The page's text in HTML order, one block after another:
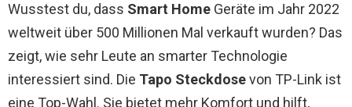
Wusstest du, dass Smart Home Geräte im Jahr 2022
weltweit über 500 Millionen Mal verkauft wurden? Das
zeigt, wie sehr Leute an smarter Technologie
interessiert sind. Die Tapo Steckdosevon TP-Link ist
eine Top-Wahl. Sie bietet mehr Komfort und hilft,